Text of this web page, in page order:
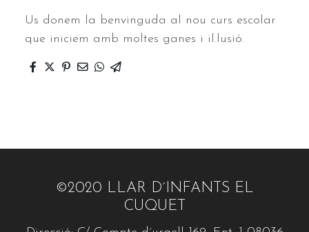
Us donem la benvinguda al nou curs escolar
que iniciem amb moltes ganes i il.lusió.
©2020 LLAR D´INFANTS EL
CUQUET